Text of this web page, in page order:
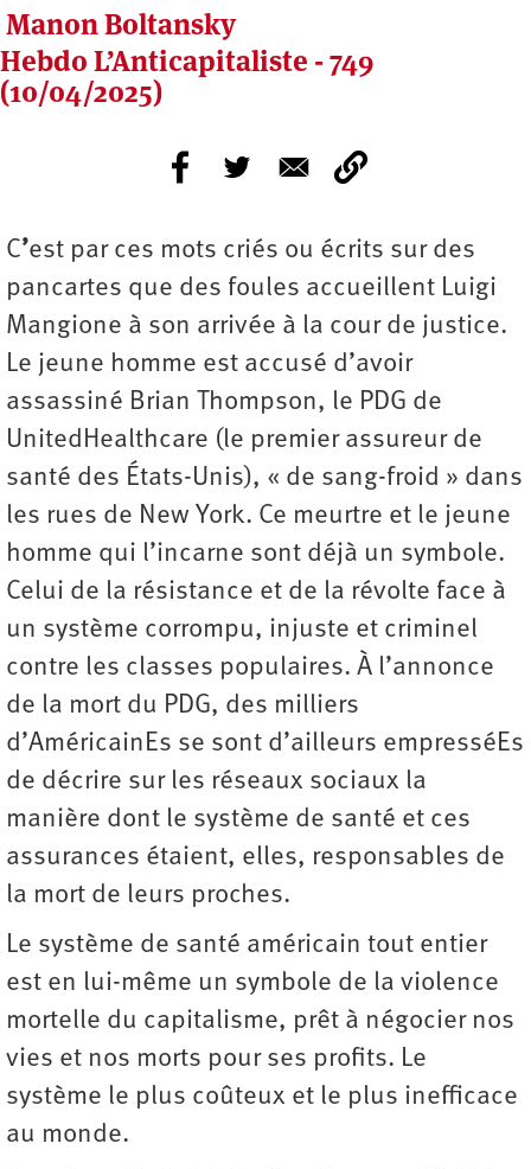
Manon Boltansky
Hebdo L’Anticapitaliste - 749
(10/04/2025)
C’est par ces mots criés ou écrits sur des
pancartes que des foules accueillent Luigi
Mangione à son arrivée à la cour de justice.
Le jeune homme est accusé d’avoir
assassiné Brian Thompson, le PDG de
UnitedHealthcare (le premier assureur de
santé des États-Unis), « de sang-froid » dans
les rues de New York. Ce meurtre et le jeune
homme qui l’incarne sont déjà un symbole.
Celui de la résistance et de la révolte face à
un système corrompu, injuste et criminel
contre les classes populaires. À l’annonce
de la mort du PDG, des milliers
d’AméricainEs se sont d’ailleurs empresséEs
de décrire sur les réseaux sociaux la
manière dont le système de santé et ces
assurances étaient, elles, responsables de
la mort de leurs proches.
Le système de santé américain tout entier
est en lui-même un symbole de la violence
mortelle du capitalisme, prêt à négocier nos
vies et nos morts pour ses profits. Le
système le plus coûteux et le plus inefficace
au monde.